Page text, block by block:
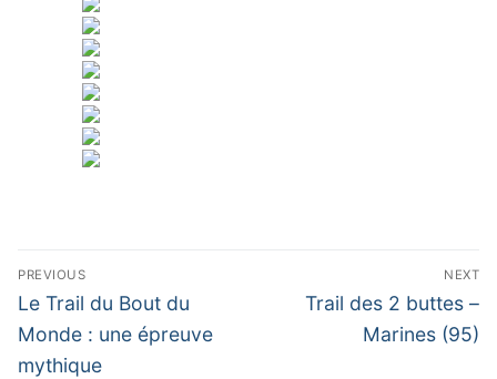
Navigation
de
l’article
PREVIOUS
Previous
post:
Le Trail du Bout du
Monde : une épreuve
mythique
NEXT
Next
Trail des 2 buttes –
Marines (95)